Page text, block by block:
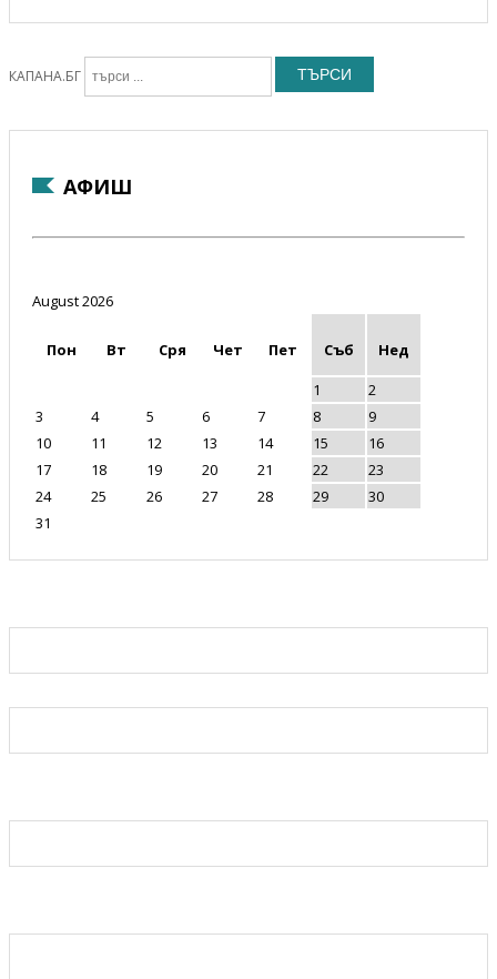
КАПАНА.БГ ТЪРСИ
АФИШ
August 2026
Пон Вт Сря Чет Пет Съб
Нед
1
2
3
4 5 6 7 8
9
10
11 12 13 14 15
16
17
18 19 20 21 22
23
24
25 26 27 28 29
30
31